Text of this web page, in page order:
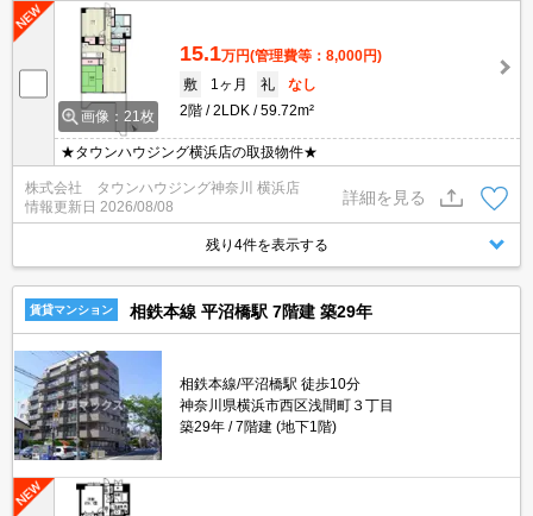
画像：21枚
15.1万円(管理費等：8,000円)
敷
1ヶ月 礼
なし
2階
2LDK 59.72m²
★タウンハウジング横浜店の取扱物件★
株式会社 タウンハウジング神奈川 横浜店
情報更新日 2026/08/08
詳細を見る
残り4件を表示する
賃貸マンション 相鉄本線 平沼橋駅 7階建 築29年
相鉄本線/平沼橋駅 徒歩10分
神奈川県横浜市西区浅間町３丁目
築29年
7階建 (地下1階)